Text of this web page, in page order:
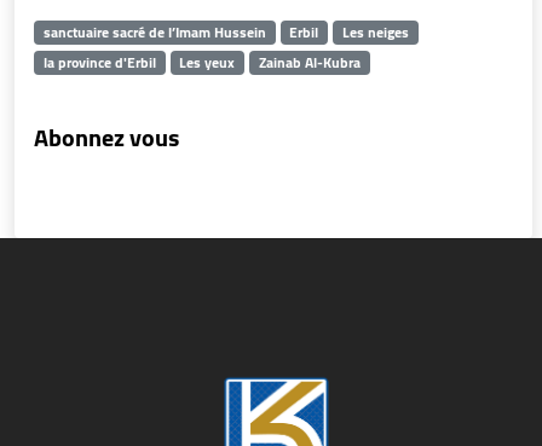
sanctuaire sacré de l’Imam Hussein Erbil
Les neiges
la province d'Erbil
Les yeux Zainab Al-Kubra
Abonnez vous